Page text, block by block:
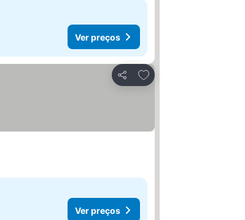
Ver preços
Partilhar
Adicionar aos favoritos
Ver preços